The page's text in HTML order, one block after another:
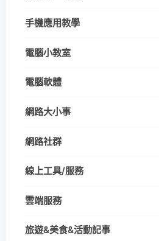
手機應用教學
電腦小教室
電腦軟體
網路大小事
網路社群
線上工具/服務
雲端服務
旅遊&美食&活動記事